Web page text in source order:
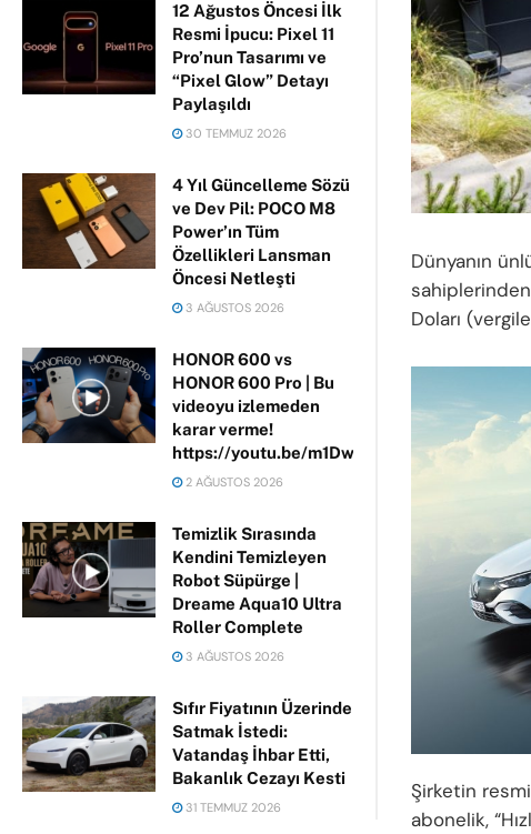
12 Ağustos Öncesi İlk
Resmi İpucu: Pixel 11
Pro’nun Tasarımı ve
“Pixel Glow” Detayı
Paylaşıldı
30 TEMMUZ 2026
4 Yıl Güncelleme Sözü
ve Dev Pil: POCO M8
Power’ın Tüm
Özellikleri Lansman
Öncesi Netleşti
3 AĞUSTOS 2026
HONOR 600 vs
HONOR 600 Pro | Bu
videoyu izlemeden
karar verme!
https://youtu.be/m1DwhP3lPCM
2 AĞUSTOS 2026
Temizlik Sırasında
Kendini Temizleyen
Robot Süpürge |
Dreame Aqua10 Ultra
Roller Complete
3 AĞUSTOS 2026
Sıfır Fiyatının Üzerinde
Satmak İstedi:
Vatandaş İhbar Etti,
Bakanlık Cezayı Kesti
31 TEMMUZ 2026
Dünyanın
sahiplerinden
Doları
Şirketin
abonelik,